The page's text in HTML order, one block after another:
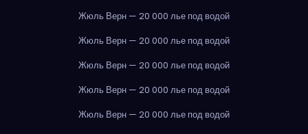
Жюль Верн — 20 000 лье под водой
Жюль Верн — 20 000 лье под водой
Жюль Верн — 20 000 лье под водой
Жюль Верн — 20 000 лье под водой
Жюль Верн — 20 000 лье под водой